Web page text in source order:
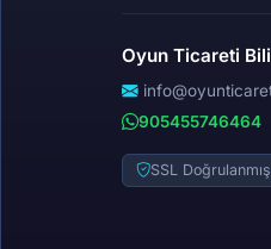
Oyun Ticareti
905455746464
SSL Doğrulanmış